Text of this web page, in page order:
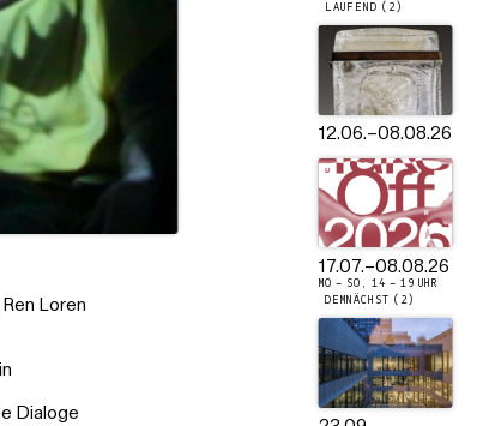
Loren
Dialoge
LAUFEND (2)
12.06.–08.08.26
17.07.–08.08.26
MO – SO, 14 – 19 UHR
DEMNÄCHST (2)